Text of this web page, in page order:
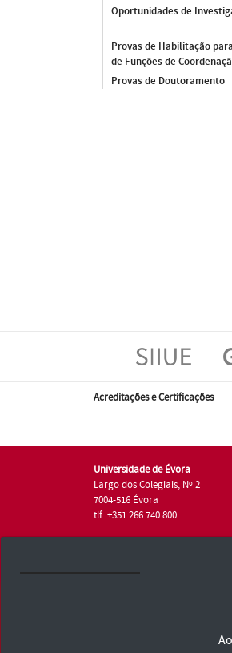
Oportunidades de
Provas de Habilitação
de Funções de
Provas de Doutoramento
Acreditações e Certificações
Universidade de Évora
Largo dos Colegiais, Nº 2
7004-516 Évora
tlf: +351 266 740 800
Consulte os Termos e